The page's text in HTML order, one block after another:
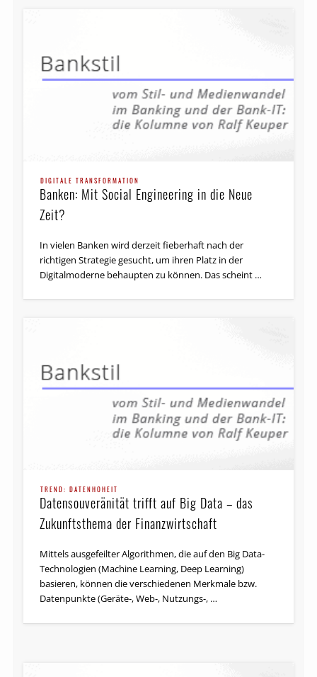
DIGITALE TRANSFORMATION
Banken: Mit Social Engineering in die Neue
Zeit?
In vielen Banken wird derzeit fieberhaft nach der
richtigen Strategie gesucht, um ihren Platz in der
Digitalmoderne behaupten zu können. Das scheint …
TREND: DATENHOHEIT
Datensouveränität trifft auf Big Data – das
Zukunftsthema der Finanzwirtschaft
Mittels ausgefeilter Algorithmen, die auf den Big Data-
Technologien (Machine Learning, Deep Learning)
basieren, können die verschiedenen Merkmale bzw.
Datenpunkte (Geräte-, Web-, Nutzungs-, …